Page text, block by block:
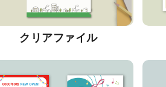
クリアファイル